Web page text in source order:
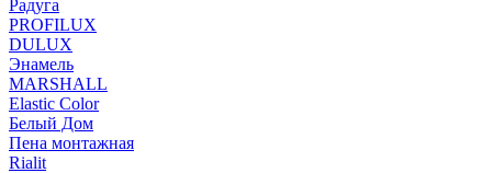
Радуга
PROFILUX
DULUX
Энамель
MARSHALL
Elastic Color
Белый Дом
Пена монтажная
Rialit